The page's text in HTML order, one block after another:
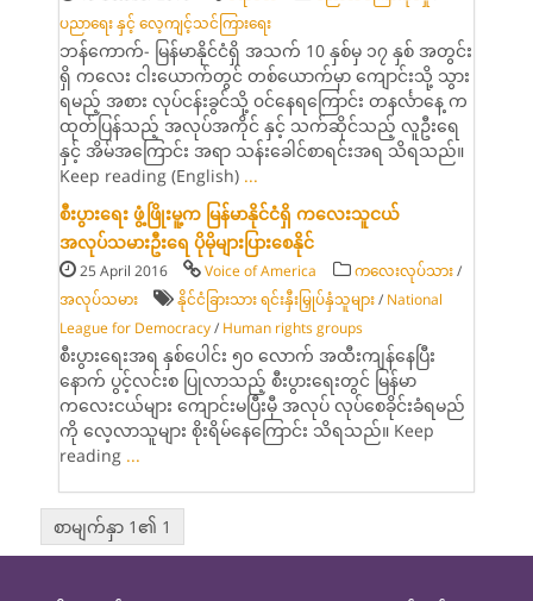
ပညာရေး နှင့် လေ့ကျင့်သင်ကြားရေး
ဘန်ကောက်- မြန်မာနိုင်ငံရှိ အသက် 10 နှစ်မှ ၁၇ နှစ် အတွင်း
ရှိ ကလေး ငါးယောက်တွင် တစ်ယောက်မှာ ကျောင်းသို့ သွား
ရမည့် အစား လုပ်ငန်းခွင်သို့ ၀င်နေရကြောင်း တနင်္လာနေ့ က
ထုတ်ပြန်သည့် အလုပ်အကိုင် နှင့် သက်ဆိုင်သည့် လူဦးရေ
နှင့် အိမ်အကြောင်း အရာ သန်းခေါင်စာရင်းအရ သိရသည်။
Keep reading (English) ...
စီးပွားရေး ဖွံ့ဖြိုးမူ့က မြန်မာနိုင်ငံရှိ ကလေးသူငယ်
အလုပ်သမားဦးရေ ပိုမိုများပြားစေနိုင်
25 April 2016 Voice of America ကလေးလုပ်သား /
အလုပ်သမား
နိုင်ငံခြားသား ရင်းနှီးမြှုပ်နှံသူများ / National
League for Democracy / Human rights groups
စီးပွားရေးအရ နှစ်ပေါင်း ၅၀ လောက် အထီးကျန်နေပြီး
နောက် ပွင့်လင်းစ ပြုလာသည့် စီးပွားရေးတွင် မြန်မာ
ကလေးငယ်များ ကျောင်းမပြီးမှီ အလုပ် လုပ်စေခိုင်းခံရမည်
ကို လေ့လာသူများ စိုးရိမ်နေကြောင်း သိရသည်။ Keep
reading ...
စာမျက်နှာ 1၏ 1